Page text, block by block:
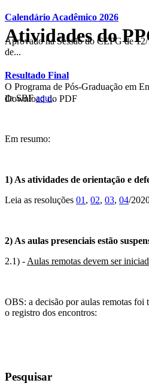
Calendário Acadêmico 2026
Aprovado na Sessão do CEPG de
de...
Resultado Final
Download do PDF
Atividades do
O Programa de Pós-Graduação em
da SBFaqui.
Em resumo:
1) As atividades de orientação e
Leia as resoluções 01, 02, 03, 04/
2) As aulas presenciais estão
2.1) -Aulas remotas devem ser
OBS: a decisão por aulas remotas
o registro dos encontros:
Pesquisar